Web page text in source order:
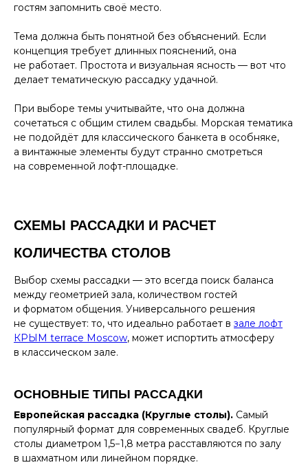
гостям запомнить своё место.
Тема должна быть понятной без объяснений. Если
концепция требует длинных пояснений, она
не работает. Простота и визуальная ясность — вот что
делает тематическую рассадку удачной.
При выборе темы учитывайте, что она должна
сочетаться с общим стилем свадьбы. Морская тематика
не подойдёт для классического банкета в особняке,
а винтажные элементы будут странно смотреться
на современной лофт-площадке.
СХЕМЫ РАССАДКИ И РАСЧЕТ
КОЛИЧЕСТВА СТОЛОВ
Выбор схемы рассадки — это всегда поиск баланса
между геометрией зала, количеством гостей
и форматом общения. Универсального решения
не существует: то, что идеально работает в зале лофт
КРЫМ terrace Moscow, может испортить атмосферу
в классическом зале.
ОСНОВНЫЕ ТИПЫ РАССАДКИ
Европейская рассадка (Круглые столы). Самый
популярный формат для современных свадеб. Круглые
столы диаметром 1,5−1,8 метра расставляются по залу
в шахматном или линейном порядке.